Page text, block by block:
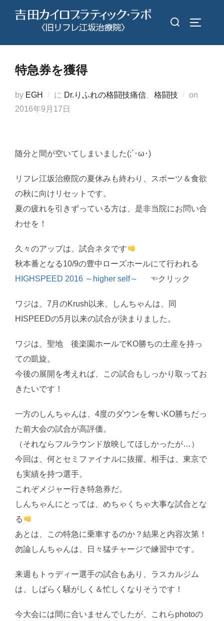
検
対
特急券を獲得
by EGH に Dr.りふれの格闘技痛信、 格闘技 on
2016年9月17日
随分と間が空いてしまいました(;´･ω･)
リフレ江坂治療院の夏休みも終わり、スポーツ＆食欲
の秋に向けリセットです。
夏の疲れを引きずっている方は、是非当院にお問い合
わせを！
久々のアップは、試合ネタです
秋本番となる10/9の豊中ローズホールにて行われる
HIGHSPEED 2016 ～higher self～
☜クリック
ワジは、7月のKrush以来、しんちゃんは、同
HISPEEDの5月以来の試合が決まりました。
ワジは、聖地 後楽園ホールでKO勝ちの土産を持っ
ての凱旋。
今後の展開を考えれば、この試合もしっかり取ってお
きたいです！
一方のしんちゃんは、4度のダウンを奪いKO勝ちだっ
た前大会の試合が高評価。
（それならフルラウンド放映してほしかったが…）
今回は、何とセミファイナルに抜擢。相手は、東京で
も実績を持つ選手。
これぞメジャー行き特急券だ。
しんちゃんにとっては、めちゃくちゃ大事な試合とな
る
あとは、この特急に乗車するのか？結果と内容次第！
勿論しんちゃんは、日々猛チャージで練習中です。
来週もトゥディー選手の試合もあり、ラスカルジム
は、しばらく騒がしく＆忙しくなりそうです！
今大会には間に合いませんでしたが、これらphotoの